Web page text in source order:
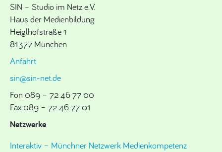
SIN – Studio im Netz e.V.
Haus der Medienbildung
Heiglhofstraße 1
81377 München
Anfahrt
sin@sin-net.de
Fon 089 – 72 46 77 00
Fax 089 – 72 46 77 01
Netzwerke
Interaktiv – Münchner Netzwerk Medienkompetenz